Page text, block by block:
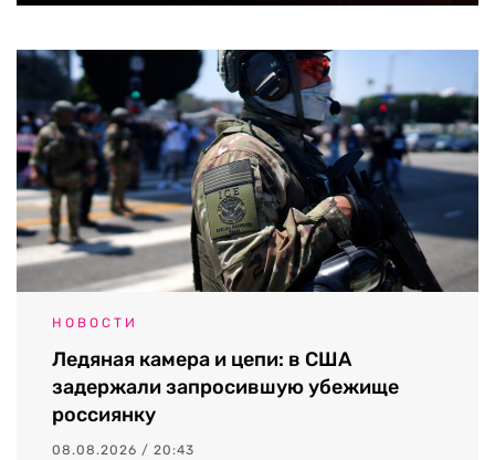
НОВОСТИ
Ледяная камера и цепи: в США
задержали запросившую убежище
россиянку
08.08.2026 / 20:43